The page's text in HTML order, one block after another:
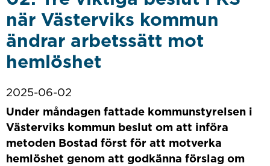
när Västerviks kommun
ändrar arbetssätt mot
hemlöshet
2025-06-02
Under måndagen fattade kommunstyrelsen i
Västerviks kommun beslut om att införa
metoden Bostad först för att motverka
hemlöshet genom att godkänna förslag om